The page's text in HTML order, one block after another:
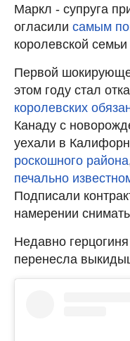
Маркл - супруга
огласили самым
королевской
Первой
этом году стал
королевских
Канаду с
уехали в
роскошного района
печально
Подписали
намерении
Недавно
перенесла